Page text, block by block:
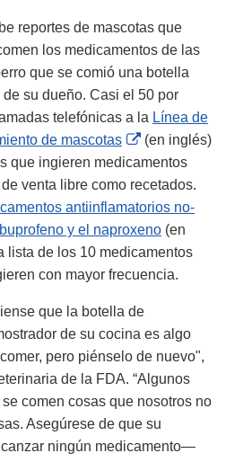
reportes de mascotas que
los medicamentos de las
que se comió una botella
su dueño. Casi el 50 por
telefónicas a la Línea de
de mascotas
External
Link
Disclaimer
(en inglés)
que ingieren medicamentos
venta libre como recetados.
antiinflamatorios no-
y el naproxeno (en
lista de los 10 medicamentos
con mayor frecuencia.
que la botella de
de su cocina es algo
pero piénselo de nuevo",
de la FDA. “Algunos
comen cosas que nosotros no
Asegúrese de que su
ningún medicamento—